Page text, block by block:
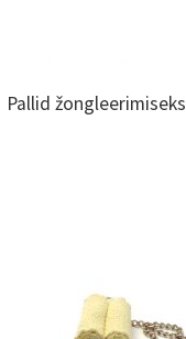
Pallid žongleerimiseks